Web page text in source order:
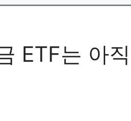
ETF는 아직